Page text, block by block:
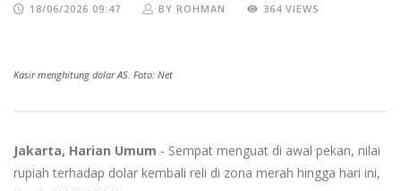
18/06/2026 09:47 BY ROHMAN 364 VIEWS
Kasir menghitung dolar AS. Foto: Net
Jakarta, Harian Umum - Sempat menguat di awal pekan, nilai
rupiah terhadap dolar kembali reli di zona merah hingga hari ini,